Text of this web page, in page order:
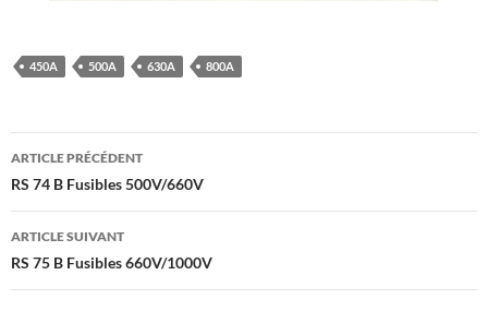
450A 500A 630A 800A
Navigation
des
articles
ARTICLE PRÉCÉDENT
RS 74 B Fusibles 500V/660V
ARTICLE SUIVANT
RS 75 B Fusibles 660V/1000V